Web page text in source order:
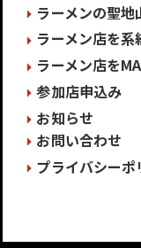
ラーメンの聖
ラーメン店を系
ラーメン店を
参加店申込み
お知らせ
お問い合わせ
プライバシーポ